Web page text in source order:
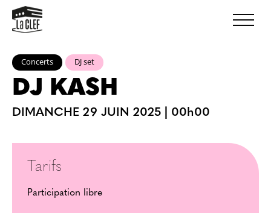
Concerts DJ set
DJ KASH
DIMANCHE 29 JUIN 2025 00h00
Tarifs
Participation libre